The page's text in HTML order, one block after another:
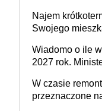
Najem
Swojego
Wiadomo o ile
2027 rok.
W czasie
przeznaczone